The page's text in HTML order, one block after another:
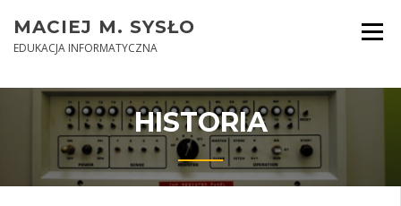
content
MACIEJ M. SYSŁO
EDUKACJA INFORMATYCZNA
HISTORIA